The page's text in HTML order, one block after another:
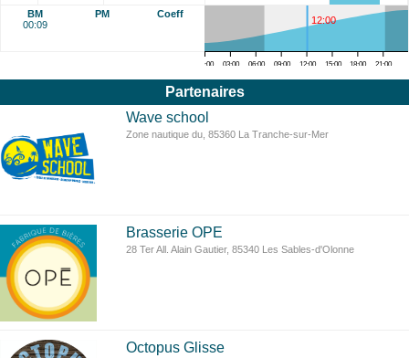
BM
00:09
PM Coeff
12:00
00:00 03:00 06:00 09:00 12:00 15:00 18:00 21:00
Partenaires
Wave school
Zone nautique du, 85360 La Tranche-sur-Mer
Brasserie OPE
28 Ter All. Alain Gautier, 85340 Les Sables-d'Olonne
Octopus Glisse